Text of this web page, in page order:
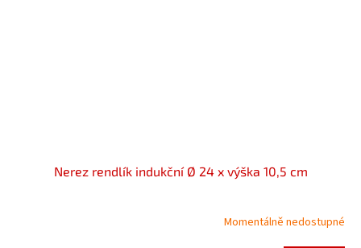
Nerez rendlík indukční Ø 24 x výška 10,5 cm
Momentálně nedostupné